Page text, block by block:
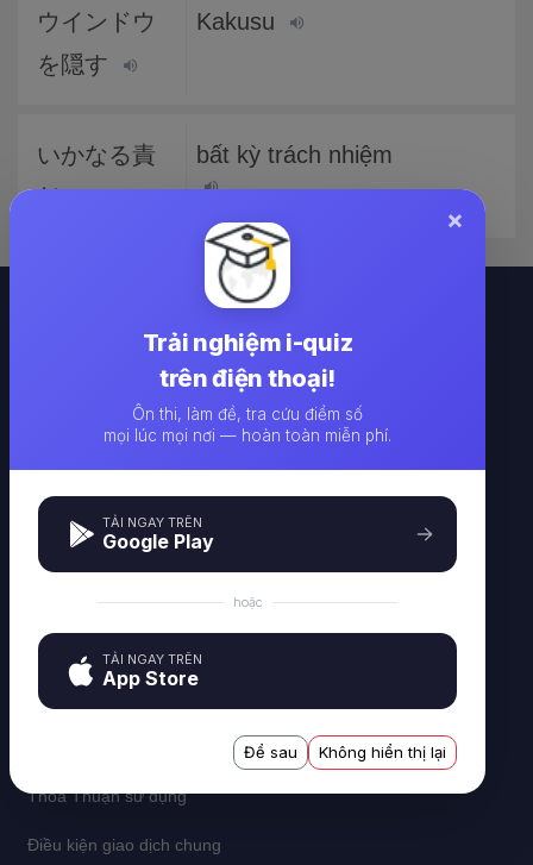
ウインドウ
を隠す
Kakusu
いかなる責
任
bất kỳ trách nhiệm
Công cụ tạo và làm đề thi trực tuyến IQUIZ - i-quiz.vn
Thanh Xuân, Hà Nội
Về chúng tôi
Thỏa Thuận sử dụng
Điều kiện giao dịch chung
×
Trải nghiệm i-quiz
trên điện thoại!
Ôn thi, làm đề, tra cứu điểm số
mọi lúc mọi nơi — hoàn toàn miễn phí.
TẢI NGAY TRÊN
Google Play
hoặc
TẢI NGAY TRÊN
App Store
Để sau Không hiển thị lại